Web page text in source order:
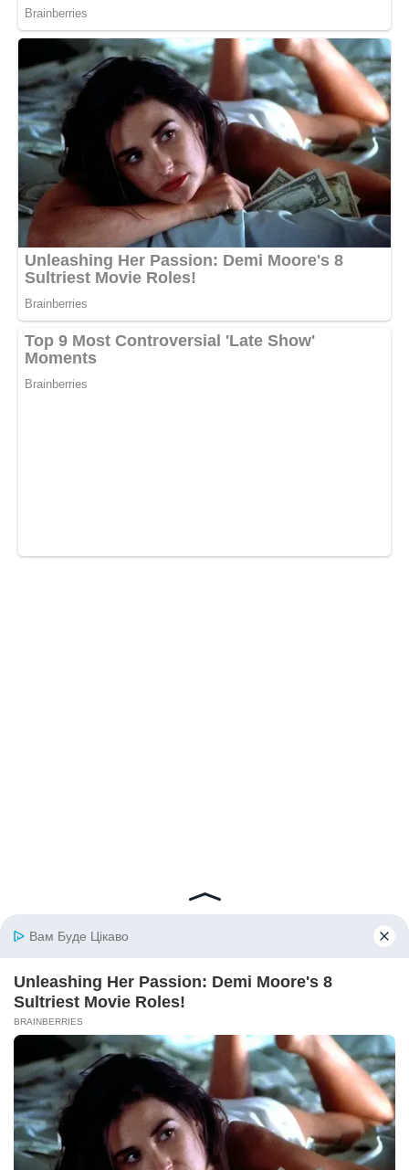
© 2026 iBilingua
Політика конфіденційності та умови користування
сайтом (Privacy Policy)